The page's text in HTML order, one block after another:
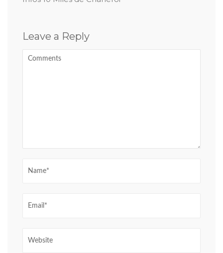
Leave a Reply